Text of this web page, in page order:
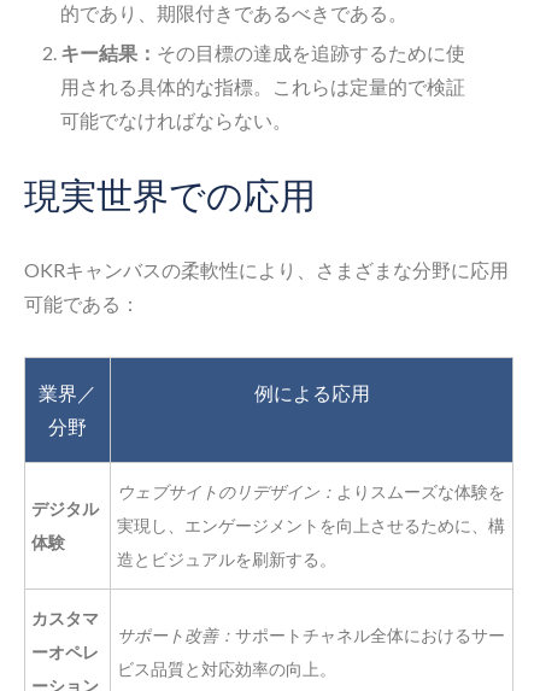
的であり、期限付きであるべきである。
キー結果： その目標の達成を追跡するために使
用される具体的な指標。これらは定量的で検証
可能でなければならない。
現実世界での応用
OKRキャンバスの柔軟性により、さまざまな分野に応用
可能である：
業界／
分野
例による応用
デジタル
体験
ウェブサイトのリデザイン： よりスムーズな体験を
実現し、エンゲージメントを向上させるために、構
造とビジュアルを刷新する。
カスタマ
ーオペレ
ーション
サポート改善： サポートチャネル全体におけるサー
ビス品質と対応効率の向上。